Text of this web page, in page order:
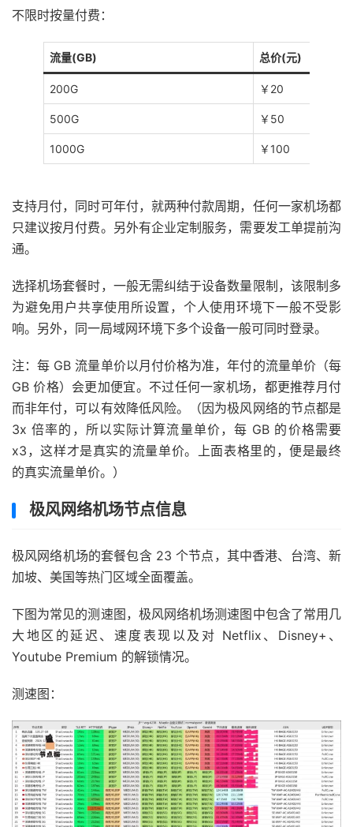
不限时按量付费：
流量(GB) 总价(元)
200G ￥20
500G ￥50
1000G ￥100
支持月付，同时可年付，就两种付款周期，任何一家机场都
只建议按月付费。另外有企业定制服务，需要发工单提前沟
通。
选择机场套餐时，一般无需纠结于设备数量限制，该限制多
为避免用户共享使用所设置，个人使用环境下一般不受影
响。另外，同一局域网环境下多个设备一般可同时登录。
注：每 GB 流量单价以月付价格为准，年付的流量单价（每
GB 价格）会更加便宜。不过任何一家机场，都更推荐月付
而非年付，可以有效降低风险。（因为极风网络的节点都是
3x 倍率的，所以实际计算流量单价，每 GB 的价格需要
x3，这样才是真实的流量单价。上面表格里的，便是最终
的真实流量单价。）
极风网络机场节点信息
极风网络机场的套餐包含 23 个节点，其中香港、台湾、新
加坡、美国等热门区域全面覆盖。
下图为常见的测速图，极风网络机场测速图中包含了常用几
大地区的延迟、速度表现以及对 Netflix、Disney+、
Youtube Premium 的解锁情况。
测速图：